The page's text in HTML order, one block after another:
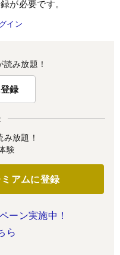
が必要です。
イン
み放題！
録
放題！
験
アムに登録
ーン実施中！
ら